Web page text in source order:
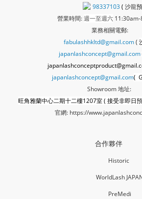
98337103( 沙龍
營業時間:週一至週六11:30am-
業務相關電郵:
fabulashhkltd@gmail.com(
japanlashconcept@gmail.com
japanlashconcept@gmail.com(
Showroom 地址:
旺角雅蘭中心二期十二樓1207室 ( 接受非即日
官網: https://
合作夥伴
Historic
WorldLash
PreMedi